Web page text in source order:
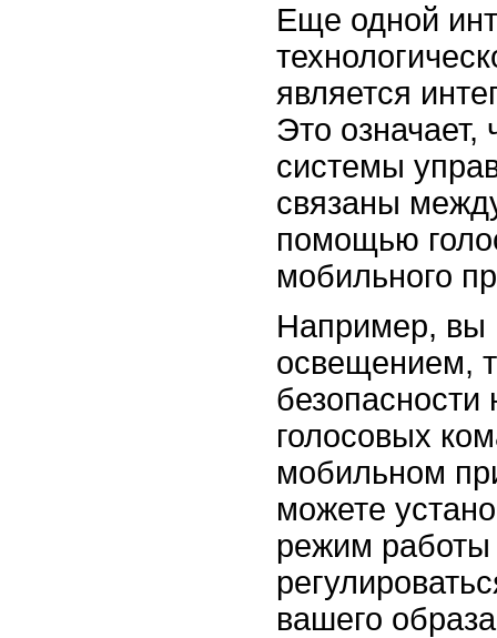
Еще одной
является
Это
системы
связаны
помощью
мобильного
Например, вы
освещением,
голосовых
мобильном
можете
режим работы
вашего